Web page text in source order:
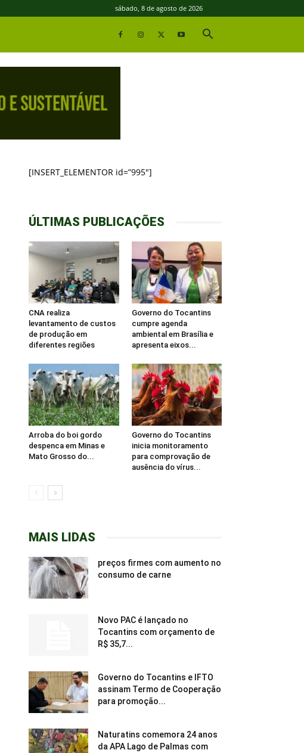
sábado, 8 de agosto de 2026
[INSERT_ELEMENTOR id=”995″]
ÚLTIMAS PUBLICAÇÕES
CNA realiza
levantamento de custos
de produção em
diferentes regiões
Governo do Tocantins
cumpre agenda
ambiental em Brasília e
apresenta eixos...
Arroba do boi gordo
despenca em Minas e
Mato Grosso do...
Governo do Tocantins
inicia monitoramento
para comprovação de
ausência do vírus...
MAIS LIDAS
preços firmes com aumento no
consumo de carne
Novo PAC é lançado no
Tocantins com orçamento de
R$ 35,7...
Governo do Tocantins e IFTO
assinam Termo de Cooperação
para promoção...
Naturatins comemora 24 anos
da APA Lago de Palmas com